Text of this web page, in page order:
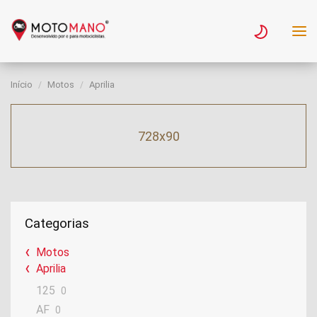
Início Motos Aprilia
728x90
Categorias
Motos
Aprilia
125
0
AF 0